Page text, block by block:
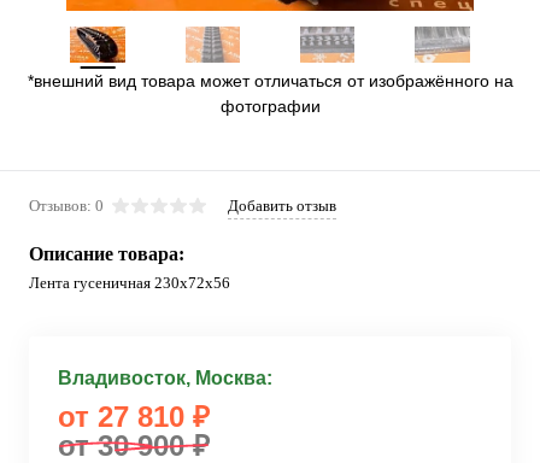
*внешний вид товара может отличаться от изображённого на
фотографии
Отзывов: 0 Добавить отзыв
Описание товара:
Лента гусеничная 230x72x56
Владивосток, Москва:
от 27 810 ₽
от 30 900 ₽